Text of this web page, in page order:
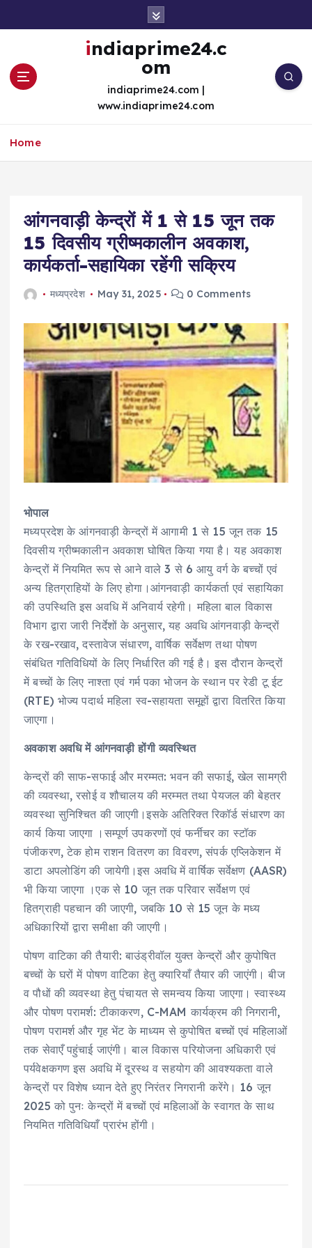
indiaprime24.c
om
indiaprime24.com |
www.indiaprime24.com
Home
आंगनवाड़ी केन्द्रों में 1 से 15 जून तक
15 दिवसीय ग्रीष्मकालीन अवकाश,
कार्यकर्ता-सहायिका रहेंगी सक्रिय
मध्यप्रदेश May 31, 2025 0 Comments
भोपाल
मध्यप्रदेश के आंगनवाड़ी केन्द्रों में आगामी 1 से 15 जून तक 15
दिवसीय ग्रीष्मकालीन अवकाश घोषित किया गया है। यह अवकाश
केन्द्रों में नियमित रूप से आने वाले 3 से 6 आयु वर्ग के बच्चों एवं
अन्य हितग्राहियों के लिए होगा।आंगनवाड़ी कार्यकर्ता एवं सहायिका
की उपस्थिति इस अवधि में अनिवार्य रहेगी। महिला बाल विकास
विभाग द्वारा जारी निर्देशों के अनुसार, यह अवधि आंगनवाड़ी केन्द्रों
के रख-रखाव, दस्तावेज संधारण, वार्षिक सर्वेक्षण तथा पोषण
संबंधित गतिविधियों के लिए निर्धारित की गई है। इस दौरान केन्द्रों
में बच्चों के लिए नाश्ता एवं गर्म पका भोजन के स्थान पर रेडी टू ईट
(RTE) भोज्य पदार्थ महिला स्व-सहायता समूहों द्वारा वितरित किया
जाएगा।
अवकाश अवधि में आंगनवाड़ी होंगी व्यवस्थित
केन्द्रों की साफ-सफाई और मरम्मत: भवन की सफाई, खेल सामग्री
की व्यवस्था, रसोई व शौचालय की मरम्मत तथा पेयजल की बेहतर
व्यवस्था सुनिश्चित की जाएगी।इसके अतिरिक्त रिकॉर्ड संधारण का
कार्य किया जाएगा ।सम्पूर्ण उपकरणों एवं फर्नीचर का स्टॉक
पंजीकरण, टेक होम राशन वितरण का विवरण, संपर्क एप्लिकेशन में
डाटा अपलोडिंग की जायेगी।इस अवधि में वार्षिक सर्वेक्षण (AASR)
भी किया जाएगा ।एक से 10 जून तक परिवार सर्वेक्षण एवं
हितग्राही पहचान की जाएगी, जबकि 10 से 15 जून के मध्य
अधिकारियों द्वारा समीक्षा की जाएगी।
पोषण वाटिका की तैयारी: बाउंड्रीवॉल युक्त केन्द्रों और कुपोषित
बच्चों के घरों में पोषण वाटिका हेतु क्यारियाँ तैयार की जाएंगी। बीज
व पौधों की व्यवस्था हेतु पंचायत से समन्वय किया जाएगा। स्वास्थ्य
और पोषण परामर्श: टीकाकरण, C-MAM कार्यक्रम की निगरानी,
पोषण परामर्श और गृह भेंट के माध्यम से कुपोषित बच्चों एवं महिलाओं
तक सेवाएँ पहुंचाई जाएंगी। बाल विकास परियोजना अधिकारी एवं
पर्यवेक्षकगण इस अवधि में दूरस्थ व सहयोग की आवश्यकता वाले
केन्द्रों पर विशेष ध्यान देते हुए निरंतर निगरानी करेंगे। 16 जून
2025 को पुनः केन्द्रों में बच्चों एवं महिलाओं के स्वागत के साथ
नियमित गतिविधियाँ प्रारंभ होंगी।